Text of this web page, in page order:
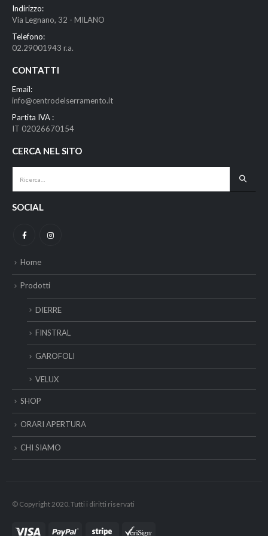
Indirizzo:
Via Legnano, 32 - MILANO
Telefono:
02.29001943 r.a.
CONTATTI
Email:
info@centrodelserramento.it
Partita IVA :
IT 02026670154
CERCA NEL SITO
SOCIAL
Home
Prodotti
DIERRE
FINSTRAL
GAROFOLI
VELUX
SHOP
ORARI APERTURA
CHI SIAMO
© Copyright 2020. Tutti i diritti riservati